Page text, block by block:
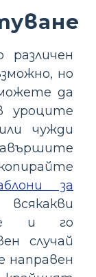
но
да
уроците
чужди
за
и го
случай
направен